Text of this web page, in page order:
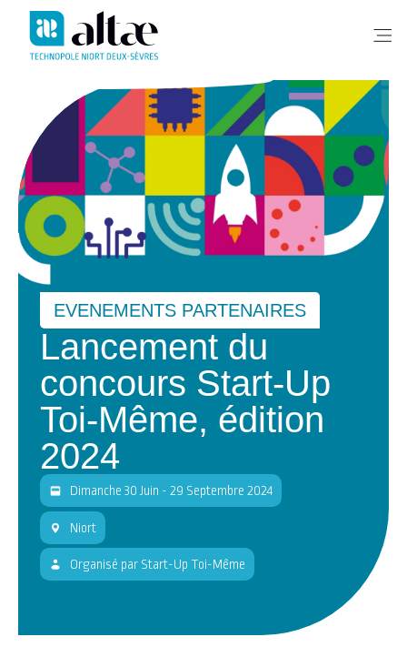
EVENEMENTS PARTENAIRES
Lancement du
concours Start-Up
Toi-Même, édition
2024
Dimanche 30 Juin - 29 Septembre 2024
Niort
Organisé parStart-Up Toi-Même